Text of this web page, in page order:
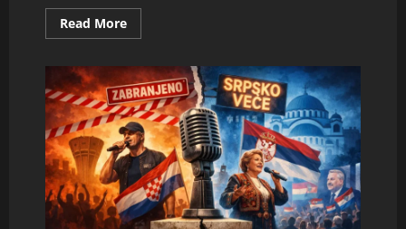
Read MoreRead
more
čipovi
i
europska
naivnost:
zašto
Europa
drži
ključ,
a
nema
bravu?